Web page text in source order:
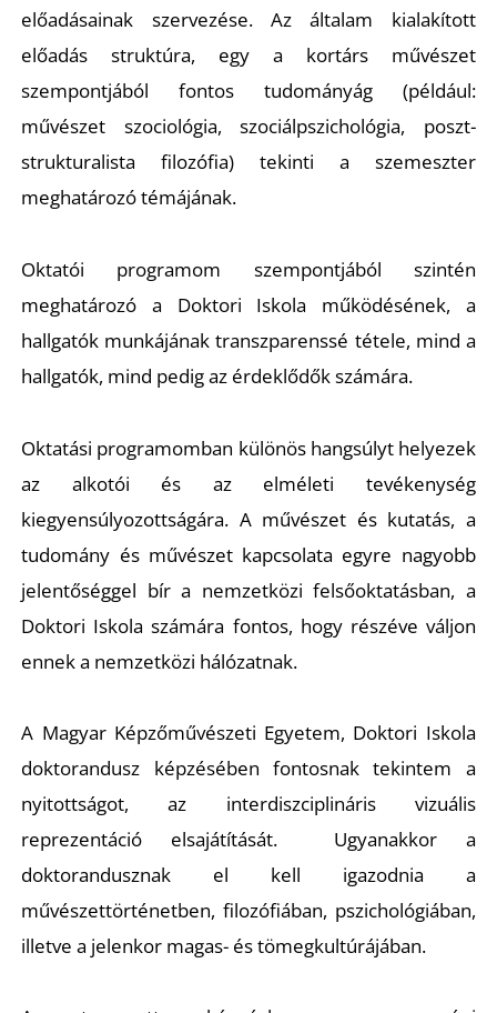
előadásainak szervezése. Az általam kialakított
előadás struktúra, egy a kortárs művészet
szempontjából fontos tudományág (például:
művészet szociológia, szociálpszichológia, poszt-
strukturalista filozófia) tekinti a szemeszter
meghatározó témájának.
Oktatói programom szempontjából szintén
meghatározó a Doktori Iskola működésének, a
hallgatók munkájának transzparenssé tétele, mind a
hallgatók, mind pedig az érdeklődők számára.
Oktatási programomban különös hangsúlyt helyezek
az alkotói és az elméleti tevékenység
kiegyensúlyozottságára. A művészet és kutatás, a
tudomány és művészet kapcsolata egyre nagyobb
jelentőséggel bír a nemzetközi felsőoktatásban, a
Doktori Iskola számára fontos, hogy részéve váljon
ennek a nemzetközi hálózatnak.
A Magyar Képzőművészeti Egyetem, Doktori Iskola
doktorandusz képzésében fontosnak tekintem a
nyitottságot, az interdiszciplináris vizuális
reprezentáció elsajátítását. Ugyanakkor a
doktorandusznak el kell igazodnia a
művészettörténetben, filozófiában, pszichológiában,
illetve a jelenkor magas- és tömegkultúrájában.